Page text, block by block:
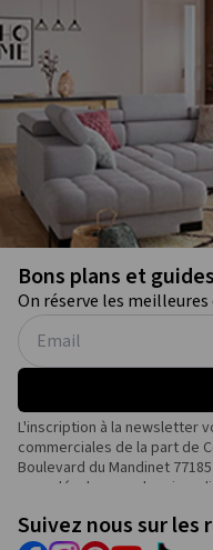
Bons plans et guides
On réserve les
L'inscription à la newsletter
commerciales de la part de
Boulevard du Mandinet
vous désabonner depuis un
suppression et de portabilité
Suivez nous sur les